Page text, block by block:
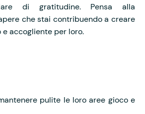
di gratitudine. Pensa alla
che stai contribuendo a creare
accogliente per loro.
pulite le loro aree gioco e